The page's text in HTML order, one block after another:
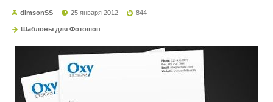
dimsonSS 25 января 2012 844
Шаблоны для Фотошоп